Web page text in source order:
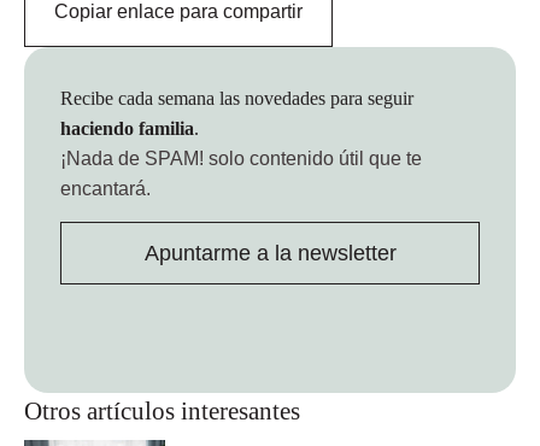
Copiar enlace para compartir
Otros artículos interesantes
Recibe cada semana las novedades para seguir
haciendo familia.
¡Nada de SPAM! solo contenido útil que te
encantará.
Apuntarme a la newsletter